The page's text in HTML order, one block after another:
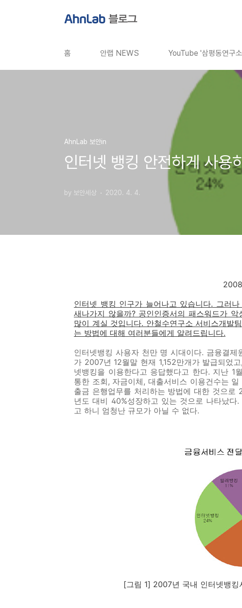
홈 안랩 NEWS YouTube '삼평동연구
AhnLab 보안in
인터넷 뱅킹 안전하게 사용
by 보안세상 2020. 4. 4.
인터넷 뱅킹 인구가 늘어나고 있습니다. 그러
새나가지 않을까? 공인인증서의 패스워드가
많이 계실 것입니다. 안철수연구소 서비스개발
는 방법에 대해 여러분들에게 알려드립니다.
인터넷뱅킹 사용자 천만 명 시대이다. 금융결
가 2007년 12월말 현재 1,152만개가 발급되었
넷뱅킹을 이용한다고 응답했다고 한다. 지난 1
통한 조회, 자금이체, 대출서비스 이용건수는
출금 은행업무를 처리하는 방법에 대한 것으
년도 대비 40%성장하고 있는 것으로 나타났
고 하니 엄청난 규모가 아닐 수 없다.
[그림 1] 2007년 국내 인터넷뱅